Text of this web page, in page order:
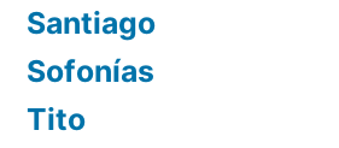
Santiago
Sofonías
Tito